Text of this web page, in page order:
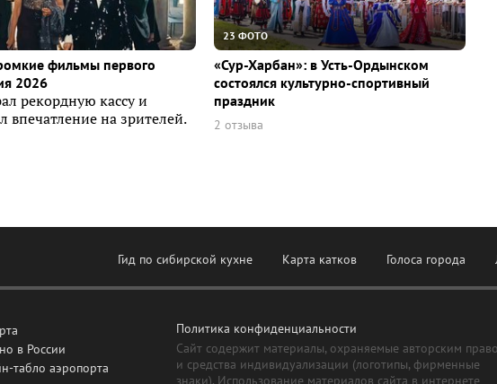
фильмы первого
2026
рекордную кассу и
впечатление на зрителей.
23 ФОТО
«Сур-Харбан»: в Усть-Ордынском
состоялся культурно-спортивный
праздник
2 отзыва
Гид по сибирской кухне Карта катков Голоса города
в России
табло аэропорта
Политика конфиденциальности
Сайт содержит материалы, охраняемые авторским
и средства индивидуализации (логотипы, фирменные
знаки). Использование материалов сайта в интернете